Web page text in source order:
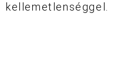
kellemetlenséggel.